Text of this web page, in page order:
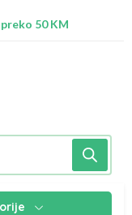
50 KM